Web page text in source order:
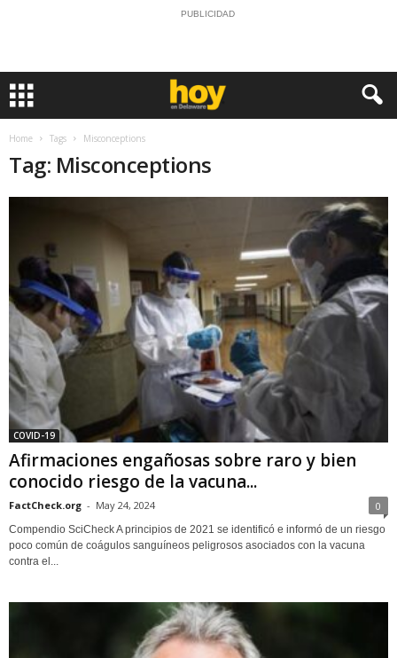
PUBLICIDAD
Home Tags Misconceptions
Tag: Misconceptions
COVID-19
Afirmaciones engañosas sobre raro y bien
conocido riesgo de la vacuna...
FactCheck.org - May 24, 2024 0
Compendio SciCheck A principios de 2021 se identificó e informó de un riesgo
poco común de coágulos sanguíneos peligrosos asociados con la vacuna
contra el...